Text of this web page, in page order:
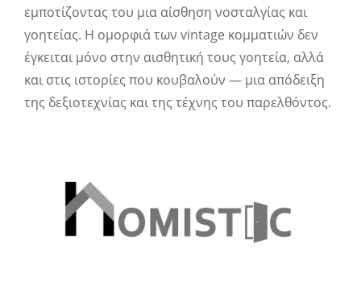
εμποτίζοντας του μια αίσθηση νοσταλγίας και
γοητείας. Η ομορφιά των vintage κομματιών δεν
έγκειται μόνο στην αισθητική τους γοητεία, αλλά
και στις ιστορίες που κουβαλούν — μια απόδειξη
της δεξιοτεχνίας και της τέχνης του παρελθόντος.